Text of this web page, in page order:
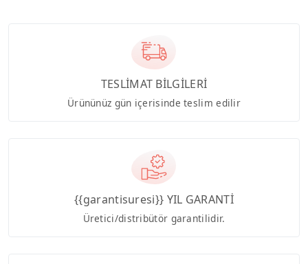
TESLİMAT BİLGİLERİ
Ürününüz gün içerisinde teslim edilir
{{garantisuresi}} YIL GARANTİ
Üretici/distribütör garantilidir.